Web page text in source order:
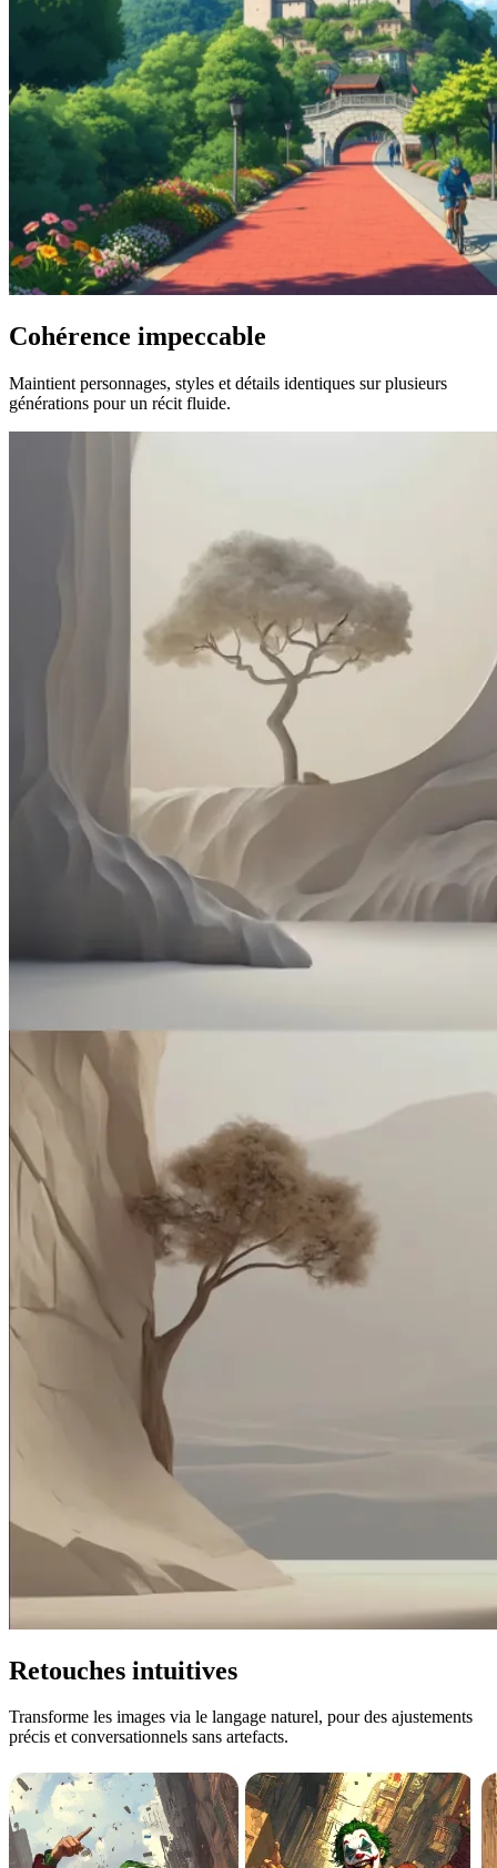
Cohérence impeccable
Maintient personnages, styles et détails identiques sur plusieurs
générations pour un récit fluide.
Retouches intuitives
Transforme les images via le langage naturel, pour des ajustements
précis et conversationnels sans artefacts.